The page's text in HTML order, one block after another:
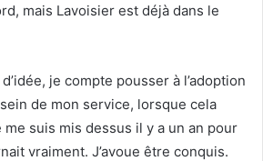
mais Lavoisier est déjà dans le
je compte pousser à l’adoption
de mon service, lorsque cela
me suis mis dessus il y a un an pour
vraiment. J’avoue être conquis.